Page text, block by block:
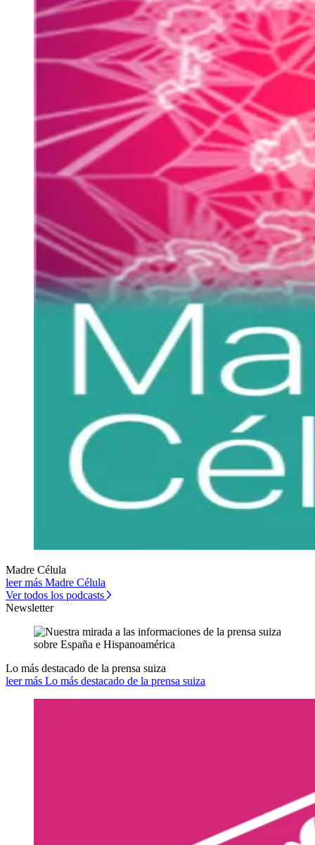
Madre Célula
leer más Madre Célula
Ver todos los podcasts
Newsletter
Lo más destacado de la prensa suiza
leer más Lo más destacado de la prensa suiza